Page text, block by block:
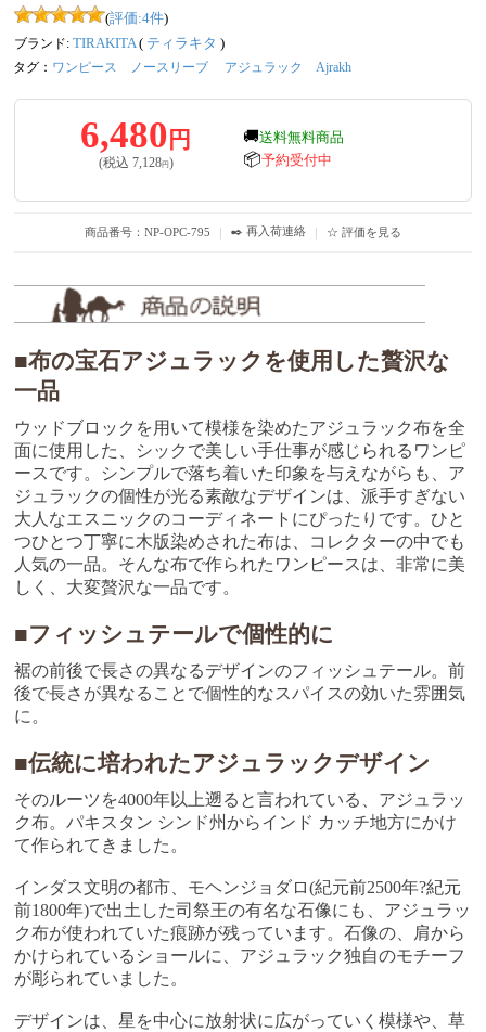
(評価:4件)
ブランド: TIRAKITA ( ティラキタ )
タグ： ワンピース ノースリーブ アジュラック Ajrakh
6,480 円
(税込 7,128円)
🚚送料無料商品
📦予約受付中
商品番号：NP-OPC-795 ｜ ✒️ 再入荷連絡 ｜ ☆ 評価を見る
■布の宝石アジュラックを使用した贅沢な
一品
ウッドブロックを用いて模様を染めたアジュラック布を全
面に使用した、シックで美しい手仕事が感じられるワンピ
ースです。シンプルで落ち着いた印象を与えながらも、ア
ジュラックの個性が光る素敵なデザインは、派手すぎない
大人なエスニックのコーディネートにぴったりです。ひと
つひとつ丁寧に木版染めされた布は、コレクターの中でも
人気の一品。そんな布で作られたワンピースは、非常に美
しく、大変贅沢な一品です。
■フィッシュテールで個性的に
裾の前後で長さの異なるデザインのフィッシュテール。前
後で長さが異なることで個性的なスパイスの効いた雰囲気
に。
■伝統に培われたアジュラックデザイン
そのルーツを4000年以上遡ると言われている、アジュラッ
ク布。パキスタン シンド州からインド カッチ地方にかけ
て作られてきました。
インダス文明の都市、モヘンジョダロ(紀元前2500年?紀元
前1800年)で出土した司祭王の有名な石像にも、アジュラッ
ク布が使われていた痕跡が残っています。石像の、肩から
かけられているショールに、アジュラック独自のモチーフ
が彫られていました。
デザインは、星を中心に放射状に広がっていく模様や、草